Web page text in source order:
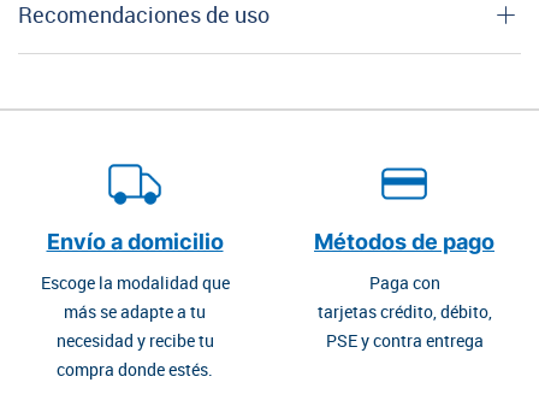
Recomendaciones de uso
Envío a domicilio
Escoge la modalidad que
más se adapte a tu
necesidad y recibe tu
compra donde estés.
Métodos de pago
Paga con
tarjetas crédito, débito,
PSE y contra entrega